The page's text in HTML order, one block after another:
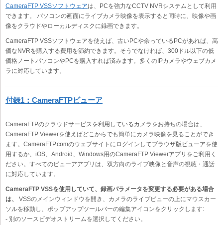
CameraFTP VSSソフトウェアは、PCを強力なCCTV NVRシステムとして利用
できます。 パソコンの画面にライブカメラ映像を表示すると同時に、映像や画
像をクラウドやローカルディスクに録画できます。
CameraFTP VSSソフトウェアを使えば、古いPCや余っているPCがあれば、高
価なNVRを購入する費用を節約できます。そうでなければ、300ドル以下の低
価格ノートパソコンやPCを購入すれば済みます。多くのIPカメラやウェブカメ
ラに対応しています。
付録1：CameraFTPビューア
CameraFTPのクラウドサービスを利用しているカメラをお持ちの場合は、
CameraFTP Viewerを使えばどこからでも簡単にカメラ映像を見ることができ
ます。CameraFTP.comのウェブサイトにログインしてブラウザ版ビューアを使
用するか、iOS、Android、Windows用のCameraFTP Viewerアプリをご利用く
ださい。すべてのビューアアプリは、双方向のライブ映像と音声の視聴・通話
に対応しています。
CameraFTP VSSを使用していて、録画パラメータを変更する必要がある場合
は、
VSSのメインウィンドウを開き、カメラのライブビューの上にマウスカー
ソルを移動し、ポップアップツールバーの編集アイコンをクリックします:
- 別のソースビデオストリームを選択してください。